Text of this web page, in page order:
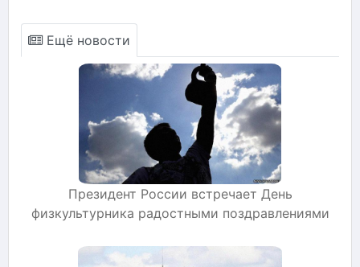
Ещё новости
Президент России встречает День
физкультурника радостными поздравлениями